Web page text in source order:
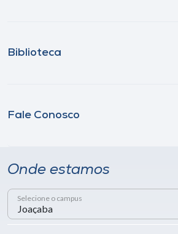
Biblioteca
Fale Conosco
Onde estamos
Selecione o campus